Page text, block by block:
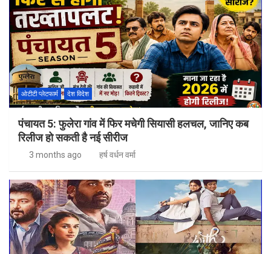
ओटीटी प्लेटफार्म देश विदेश
पंचायत 5: फुलेरा गांव में फिर मचेगी सियासी हलचल, जानिए कब
रिलीज हो सकती है नई सीरीज
3 months ago हर्ष वर्धन वर्मा